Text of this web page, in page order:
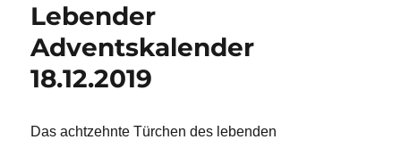
Lebender
Adventskalender
18.12.2019
Das achtzehnte Türchen des lebenden